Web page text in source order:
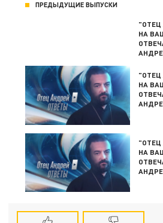
ПРЕДЫДУЩИЕ ВЫПУСКИ
НА
НА
"ОТЕЦ
НА